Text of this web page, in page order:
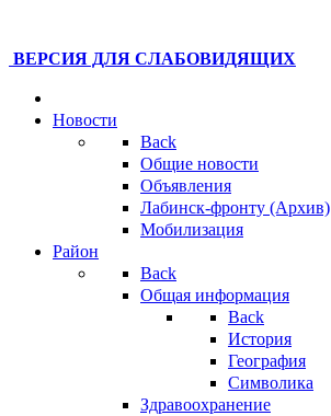
ВЕРСИЯ ДЛЯ СЛАБОВИДЯЩИХ
Новости
Back
Общие новости
Объявления
Лабинск-фронту (Архив)
Мобилизация
Район
Back
Общая информация
Back
История
География
Символика
Здравоохранение